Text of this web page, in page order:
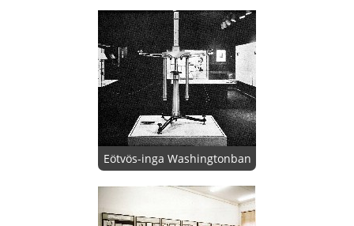
Eötvös-inga Washingtonban